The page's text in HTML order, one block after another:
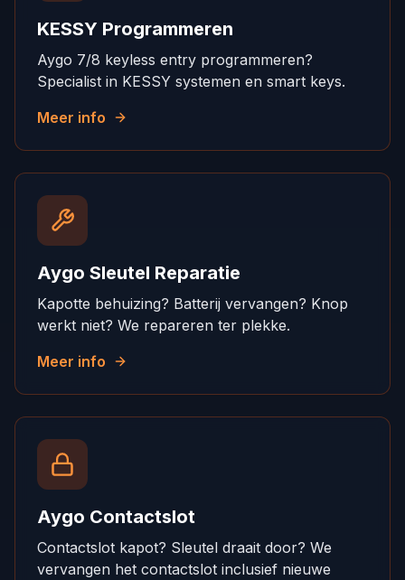
KESSY Programmeren
Aygo 7/8 keyless entry programmeren?
Specialist in KESSY systemen en smart keys.
Meer info
Aygo Sleutel Reparatie
Kapotte behuizing? Batterij vervangen? Knop
werkt niet? We repareren ter plekke.
Meer info
Aygo Contactslot
Contactslot kapot? Sleutel draait door? We
vervangen het contactslot inclusief nieuwe